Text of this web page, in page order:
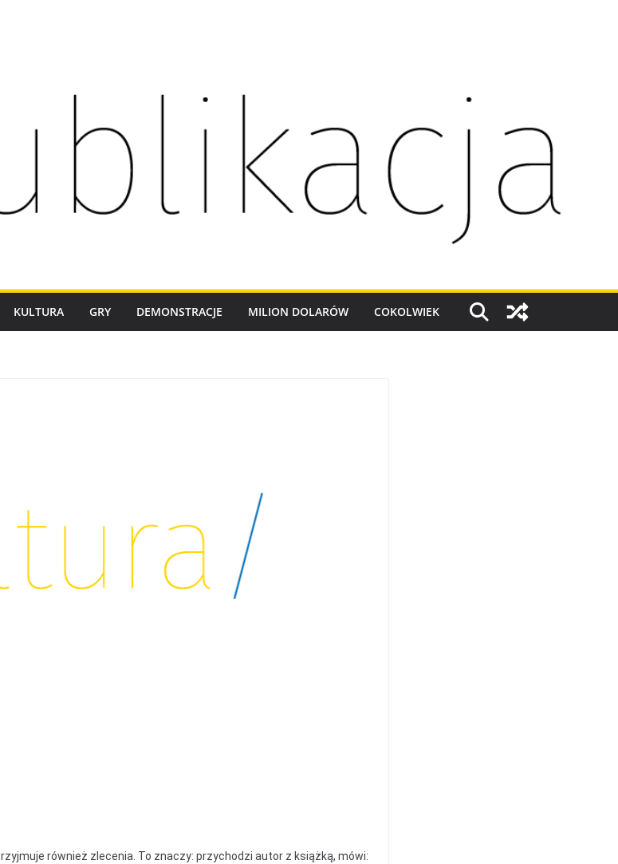
KULTURA GRY DEMONSTRACJE MILION DOLARÓW COKOLWIEK
również zlecenia. To znaczy: przychodzi autor z książką, mówi: